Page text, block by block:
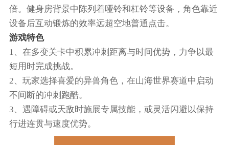
倍。健身房背景中陈列着哑铃和杠铃等设备，角色靠近
设备后互动锻炼的效率远超空地普通点击。
游戏特色
1、在多变关卡中积累冲刺距离与时间优势，力争以最
短用时完成挑战。
2、玩家选择喜爱的异兽角色，在山海世界赛道中启动
不间断的冲刺跑酷。
3、遇障碍或天敌时施展专属技能，或灵活闪避以保持
行进连贯与速度优势。